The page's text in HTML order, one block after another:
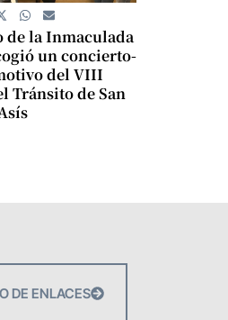
de la Inmaculada
un concierto-
del VIII
Tránsito de San
DE ENLACES